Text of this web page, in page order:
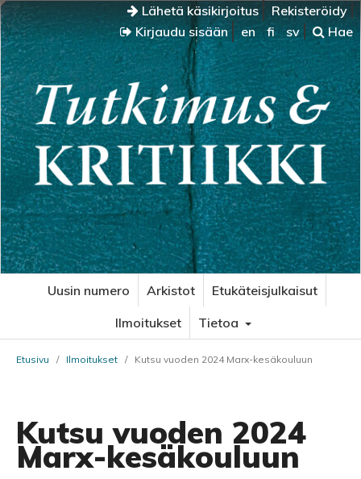
Lähetä käsikirjoitus
Rekisteröidy
Kirjaudu sisään
en fi sv Hae
Uusin numero Arkistot
Etukäteisjulkaisut
Ilmoitukset
Tietoa
Etusivu / Ilmoitukset / Kutsu vuoden 2024 Marx-kesäkouluun
Kutsu vuoden 2024
Marx-kesäkouluun